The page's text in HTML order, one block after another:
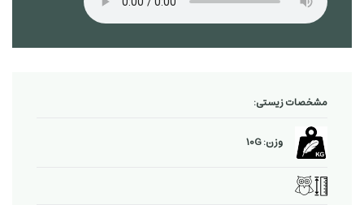
مشخصات زیستی:
وزن: 10G